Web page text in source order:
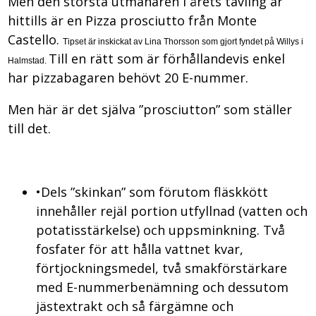
hittills är en Pizza prosciutto från Monte
Castello.Tipset är inskickat av Lina Thorsson som gjort fyndet på Willys i
Halmstad. Till en rätt som är förhållandevis enkel
har pizzabagaren behövt 20 E-nummer.
Men här är det själva ”prosciutton” som ställer
till det.
•Dels ”skinkan” som förutom fläskkött
innehåller rejäl portion utfyllnad (vatten och
potatisstärkelse) och uppsminkning. Två
fosfater för att hålla vattnet kvar,
förtjockningsmedel, två smakförstärkare
med E-nummerbenämning och dessutom
jästextrakt och så färgämne och